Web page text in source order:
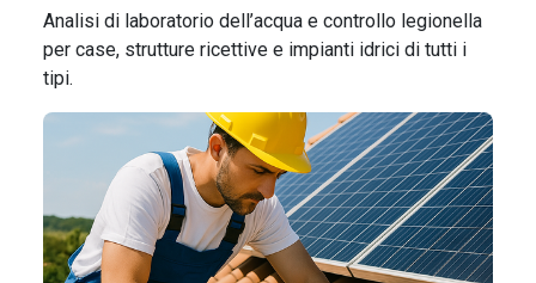
Analisi di laboratorio dell’acqua e controllo legionella
per case, strutture ricettive e impianti idrici di tutti i
tipi.